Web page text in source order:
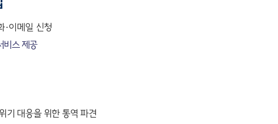
·이메일 신청
비스 제공
기 대응을 위한 통역 파견